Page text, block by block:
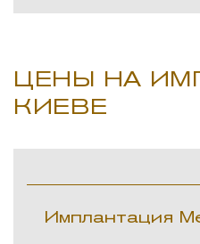
ЦЕНЫ НА
КИЕВЕ
Имплантация